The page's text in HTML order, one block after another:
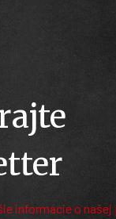
informácie o našej